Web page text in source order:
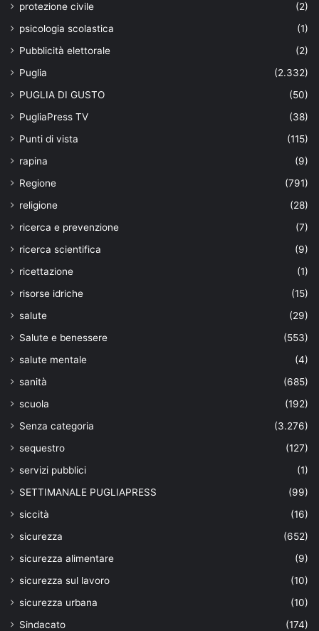
protezione civile
(2)
psicologia scolastica
(1)
Pubblicità elettorale
(2)
Puglia
(2.332)
PUGLIA DI GUSTO
(50)
PugliaPress TV
(38)
Punti di vista
(115)
rapina
(9)
Regione
(791)
religione
(28)
ricerca e prevenzione
(7)
ricerca scientifica
(9)
ricettazione
(1)
risorse idriche
(15)
salute
(29)
Salute e benessere
(553)
salute mentale
(4)
sanità
(685)
scuola
(192)
Senza categoria
(3.276)
sequestro
(127)
servizi pubblici
(1)
SETTIMANALE PUGLIAPRESS
(99)
siccità
(16)
sicurezza
(652)
sicurezza alimentare
(9)
sicurezza sul lavoro
(10)
sicurezza urbana
(10)
Sindacato
(174)